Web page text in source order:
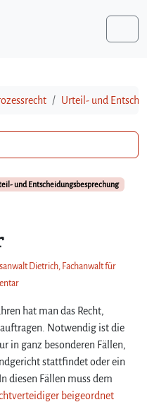
Urteil- und
und Entscheidungsbesprechung
Dietrich, Fachanwalt für
z
D
e
s
g
hat man das Recht,
Notwendig ist die
in ganz besonderen Fällen,
stattfindet oder ein
diesen Fällen muss dem
beigeordnet